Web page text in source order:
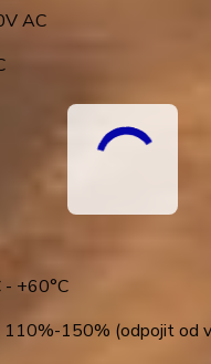
AC
- +60°C
110%-150% (odpojit od